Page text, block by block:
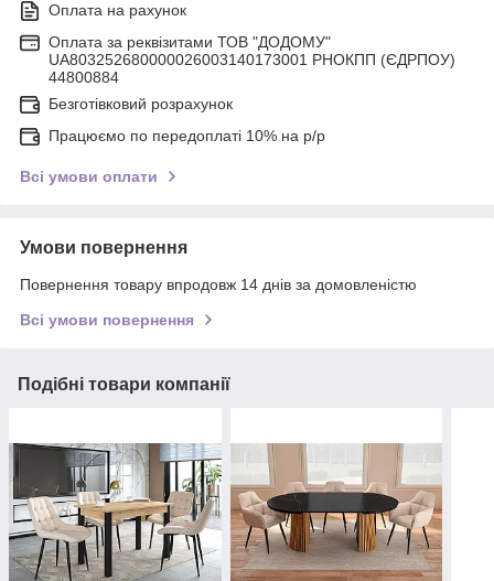
Оплата на рахунок
Оплата за реквізитами ТОВ "ДОДОМУ"
UA803252680000026003140173001 РНОКПП (ЄДРПОУ)
44800884
Безготівковий розрахунок
Працюємо по передоплаті 10% на р/р
Всі умови оплати
Умови повернення
Повернення товару впродовж 14 днів за домовленістю
Всі умови повернення
Подібні товари компанії